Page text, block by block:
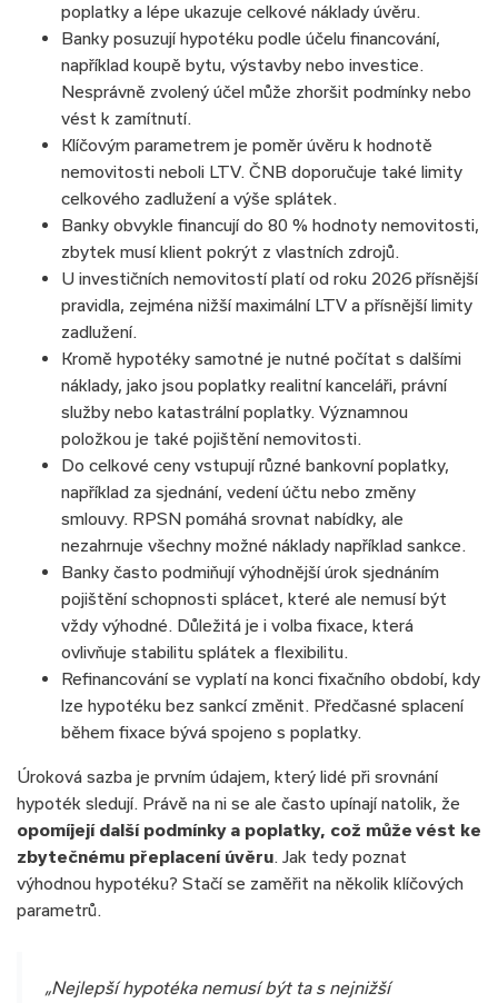
poplatky a lépe ukazuje celkové náklady úvěru.
Banky posuzují hypotéku podle účelu financování,
například koupě bytu, výstavby nebo investice.
Nesprávně zvolený účel může zhoršit podmínky nebo
vést k zamítnutí.
Klíčovým parametrem je poměr úvěru k hodnotě
nemovitosti neboli LTV. ČNB doporučuje také limity
celkového zadlužení a výše splátek.
Banky obvykle financují do 80 % hodnoty nemovitosti,
zbytek musí klient pokrýt z vlastních zdrojů.
U investičních nemovitostí platí od roku 2026 přísnější
pravidla, zejména nižší maximální LTV a přísnější limity
zadlužení.
Kromě hypotéky samotné je nutné počítat s dalšími
náklady, jako jsou poplatky realitní kanceláři, právní
služby nebo katastrální poplatky. Významnou
položkou je také pojištění nemovitosti.
Do celkové ceny vstupují různé bankovní poplatky,
například za sjednání, vedení účtu nebo změny
smlouvy. RPSN pomáhá srovnat nabídky, ale
nezahrnuje všechny možné náklady například sankce.
Banky často podmiňují výhodnější úrok sjednáním
pojištění schopnosti splácet, které ale nemusí být
vždy výhodné. Důležitá je i volba fixace, která
ovlivňuje stabilitu splátek a flexibilitu.
Refinancování se vyplatí na konci fixačního období, kdy
lze hypotéku bez sankcí změnit. Předčasné splacení
během fixace bývá spojeno s poplatky.
Úroková sazba je prvním údajem, který lidé při srovnání
hypoték sledují. Právě na ni se ale často upínají natolik, že
opomíjejí další podmínky a poplatky, což může vést ke
zbytečnému přeplacení úvěru. Jak tedy poznat
výhodnou hypotéku? Stačí se zaměřit na několik klíčových
parametrů.
„Nejlepší hypotéka nemusí být ta s nejnižší